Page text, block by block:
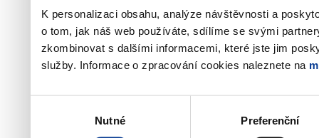
K personalizaci obsahu, analýze návštěvnosti a
o tom, jak náš web používáte, sdílíme se svými
zkombinovat s dalšími informacemi, které jste jim
služby. Informace o zpracování cookies naleznete na
Nutné Preferenční